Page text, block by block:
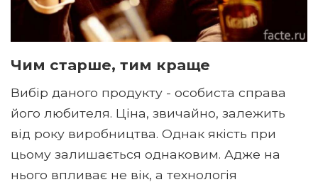
Чим старше, тим краще
Вибір даного продукту - особиста справа
його любителя. Ціна, звичайно, залежить
від року виробництва. Однак якість при
цьому залишається однаковим. Адже на
нього впливає не вік, а технологія